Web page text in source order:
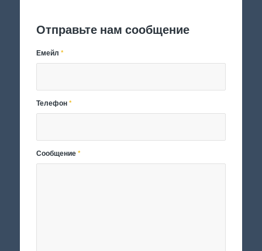
Отправьте нам сообщение
Емейл*
Телефон*
Сообщение*